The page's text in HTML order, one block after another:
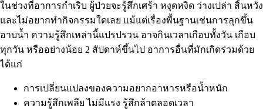
ในช่วงที่อาการกำเริบ ผู้ป่วยจะรู้สึกเศร้า หงุดหงิด ว่างเปล่า สิ้นหวัง
และไม่อยากทำกิจกรรมใดเลย แม้แต่เรื่องพื้นฐานเช่นการลุกขึ้น
อาบน้ำ ความรู้สึกเหล่านี้แปรปรวน อาจกินเวลาเกือบทั้งวัน เกือบ
ทุกวัน หรืออย่างน้อย 2 สัปดาห์ขึ้นไป อาการอื่นที่มักเกิดร่วมด้วย
ได้แก่
การเปลี่ยนแปลงของความอยากอาหารหรือน้ำหนัก
ความรู้สึกเพลีย ไม่มีแรง รู้สึกล้าตลอดเวลา